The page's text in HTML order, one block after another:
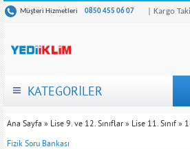
Müşteri Hizmetleri 0850 455 06 07 | Kargo
KATEGORİLER
Ana Sayfa » Lise 9. ve 12. Sınıflar » Lise 11. Sınıf »
Fizik Soru Bankası